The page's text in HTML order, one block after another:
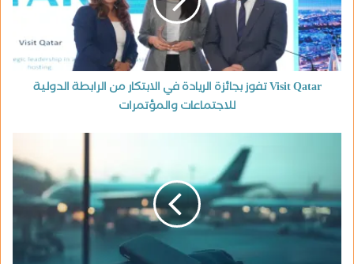
Visit Qatar تفوز بجائزة الريادة في الابتكار من الرابطة الدولية
للاجتماعات والمؤتمرات